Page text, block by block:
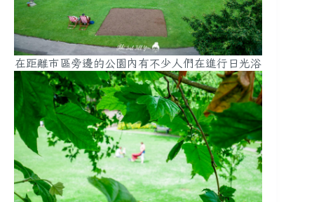
在距離市區旁邊的公園內有不少人們在進行日光浴